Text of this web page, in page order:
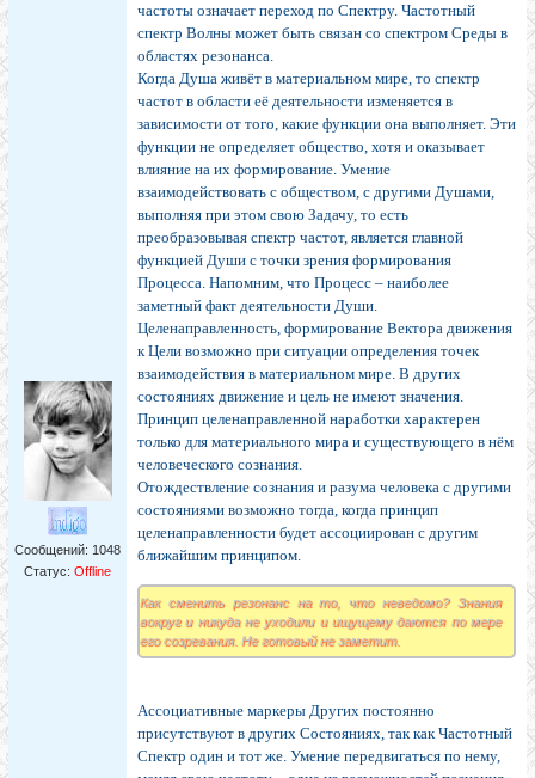
Сообщений: 1048
Статус: Offline
частоты означает переход по Спектру. Частотный
спектр Волны может быть связан со спектром Среды в
областях резонанса.
Когда Душа живёт в материальном мире, то спектр
частот в области её деятельности изменяется в
зависимости от того, какие функции она выполняет. Эти
функции не определяет общество, хотя и оказывает
влияние на их формирование. Умение
взаимодействовать с обществом, с другими Душами,
выполняя при этом свою Задачу, то есть
преобразовывая спектр частот, является главной
функцией Души с точки зрения формирования
Процесса. Напомним, что Процесс – наиболее
заметный факт деятельности Души.
Целенаправленность, формирование Вектора движения
к Цели возможно при ситуации определения точек
взаимодействия в материальном мире. В других
состояниях движение и цель не имеют значения.
Принцип целенаправленной наработки характерен
только для материального мира и существующего в нём
человеческого сознания.
Отождествление сознания и разума человека с другими
состояниями возможно тогда, когда принцип
целенаправленности будет ассоциирован с другим
ближайшим принципом.
Как сменить резонанс на то, что неведомо? Знания
вокруг и никуда не уходили и ищущему даются по мере
его созревания. Не готовый не заметит.
Ассоциативные маркеры Других постоянно
присутствуют в других Состояниях, так как Частотный
Спектр один и тот же. Умение передвигаться по нему,